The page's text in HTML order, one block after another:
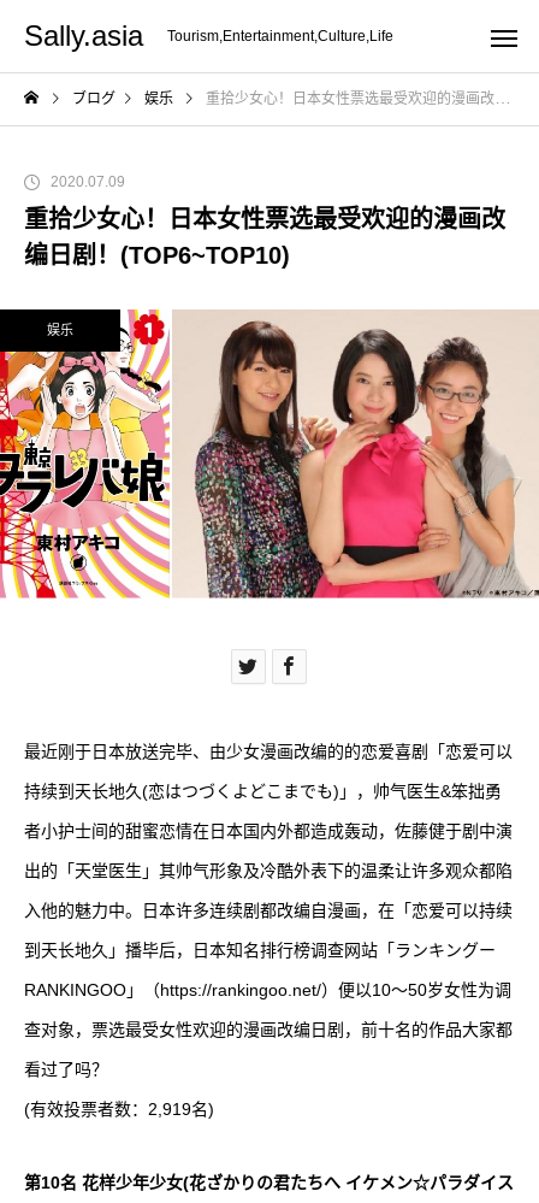
Sally.asia Tourism,Entertainment,Culture,Life
ブログ 娱乐 重拾少女心！日本女性票选最受欢迎的漫画改编日剧！(TOP6~TOP10)
2020.07.09
重拾少女心！日本女性票选最受欢迎的漫画改
编日剧！(TOP6~TOP10)
娱乐
最近刚于日本放送完毕、由少女漫画改编的的恋爱喜剧「恋爱可以
持续到天长地久(恋はつづくよどこまでも) 」，帅气医生&笨拙勇
者小护士间的甜蜜恋情在日本国内外都造成轰动，佐藤健于剧中演
出的「天堂医生」其帅气形象及冷酷外表下的温柔让许多观众都陷
入他的魅力中。日本许多连续剧都改编自漫画，在「恋爱可以持续
到天长地久」播毕后，日本知名排行榜调查网站「ランキングー
RANKINGOO」（https://rankingoo.net/）便以10～50岁女性为调
查对象，票选最受女性欢迎的漫画改编日剧，前十名的作品大家都
看过了吗？
(有效投票者数：2,919名)
第10名 花样少年少女(花ざかりの君たちへ イケメン☆パラダイス